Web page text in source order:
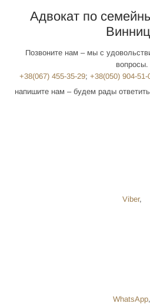
Адвокат по
Позвоните нам – мы с
вопросы.
+38(‎067) 455-35-29; ‎ +38(‎050) 904-51-
напишите нам – будем рады
Viber,
WhatsApp,